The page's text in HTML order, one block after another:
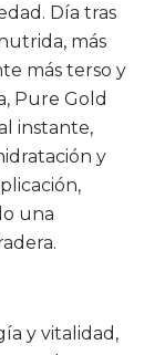
Día tras
más
más terso y
Pure Gold
instante,
y
una
y vitalidad,